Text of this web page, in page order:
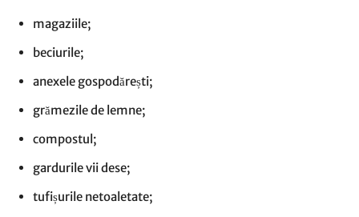
magaziile;
beciurile;
anexele gospodărești;
grămezile de lemne;
compostul;
gardurile vii dese;
tufișurile netoaletate;